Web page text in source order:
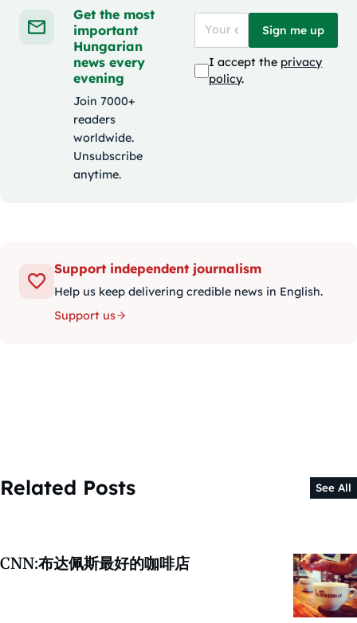
Get the most
important
Hungarian
news every
evening
Join 7000+
readers
worldwide.
Unsubscribe
anytime.
Sign me up
I accept the privacy
policy.
Support independent journalism
Help us keep delivering credible news in English.
Support us
Related Posts See All
CNN:布达佩斯最好的咖啡店